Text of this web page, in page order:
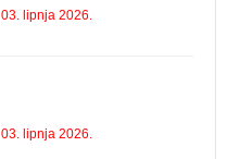
03. lipnja 2026.
03. lipnja 2026.